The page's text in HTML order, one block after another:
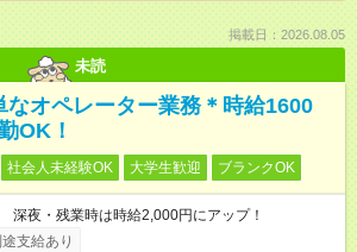
掲載日：2026.08.05
未読
オペレーター業務＊時給1600
OK！
社会人未経験OK 大学生歓迎 ブランクOK
夜・残業時は時給2,000円にアップ！
支給あり